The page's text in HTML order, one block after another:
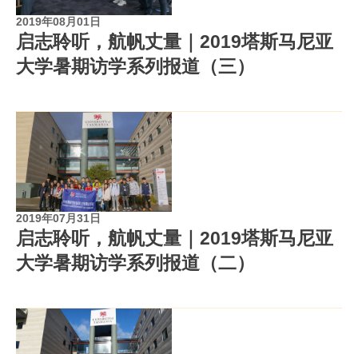
2019年08月01日
启志聆听，航帆丈量｜2019塔斯马尼亚
大学暑期访学系列报道（三）
2019年07月31日
启志聆听，航帆丈量｜2019塔斯马尼亚
大学暑期访学系列报道（二）